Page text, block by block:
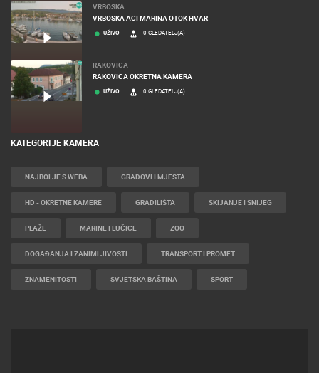
VRBOSKA
VRBOSKA ACI MARINA OTOK HVAR
UŽIVO 0 GLEDATELJ(A)
RAKOVICA
RAKOVICA OKRETNA KAMERA
UŽIVO 0 GLEDATELJ(A)
KATEGORIJE KAMERA
NAJBOLJE S WEBA GRADOVI I MJESTA
HD - OKRETNE KAMERE GRADILIŠTA SKIJANJE I SNIJEG
PLAŽE MARINE I LUČICE ZOO
DOGAĐANJA I ZANIMLJIVOSTI TRANSPORT I PROMET
ZNAMENITOSTI SVJETSKA BAŠTINA SPORT